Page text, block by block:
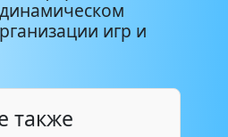
игр и
также